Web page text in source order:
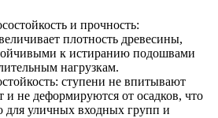
и прочность:
плотность древесины,
к истиранию подошвами
нагрузкам.
ступени не впитывают
и не деформируются от осадков, что
для уличных входных групп и